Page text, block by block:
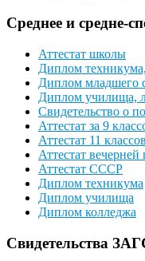
Среднее и средне-
Аттестат школы
Диплом
Диплом младшего
Диплом училища,
Свидетельство о
Аттестат за 9
Аттестат 11 классов
Аттестат
Аттестат СССР
Диплом техникума
Диплом училища
Диплом колледжа
Свидетельства